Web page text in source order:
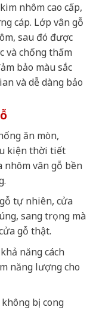
nhôm cao cấp,
cáp. Lớp vân gỗ
sau đó được
và chống thấm
bảo màu sắc
và dễ dàng bảo
ăn mòn,
kiện thời tiết
nhôm vân gỗ bền
tự nhiên, cửa
sang trọng mà
gỗ thật.
năng cách
năng lượng cho
bị cong